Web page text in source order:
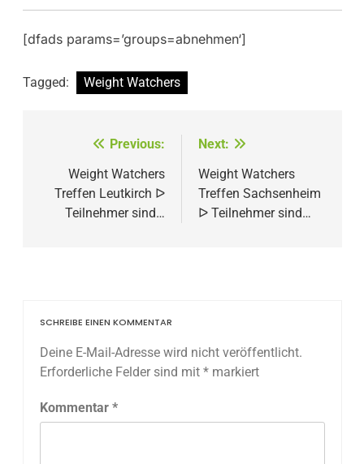
[dfads params=’groups=abnehmen‘]
Tagged: Weight Watchers
Beitragsnavigation
Previous:
Weight Watchers
Treffen Leutkirch ᐅ
Teilnehmer sind…
Next:
Weight Watchers
Treffen Sachsenheim
ᐅ Teilnehmer sind…
SCHREIBE EINEN KOMMENTAR
Deine E-Mail-Adresse wird nicht veröffentlicht.
Erforderliche Felder sind mit *markiert
Kommentar *